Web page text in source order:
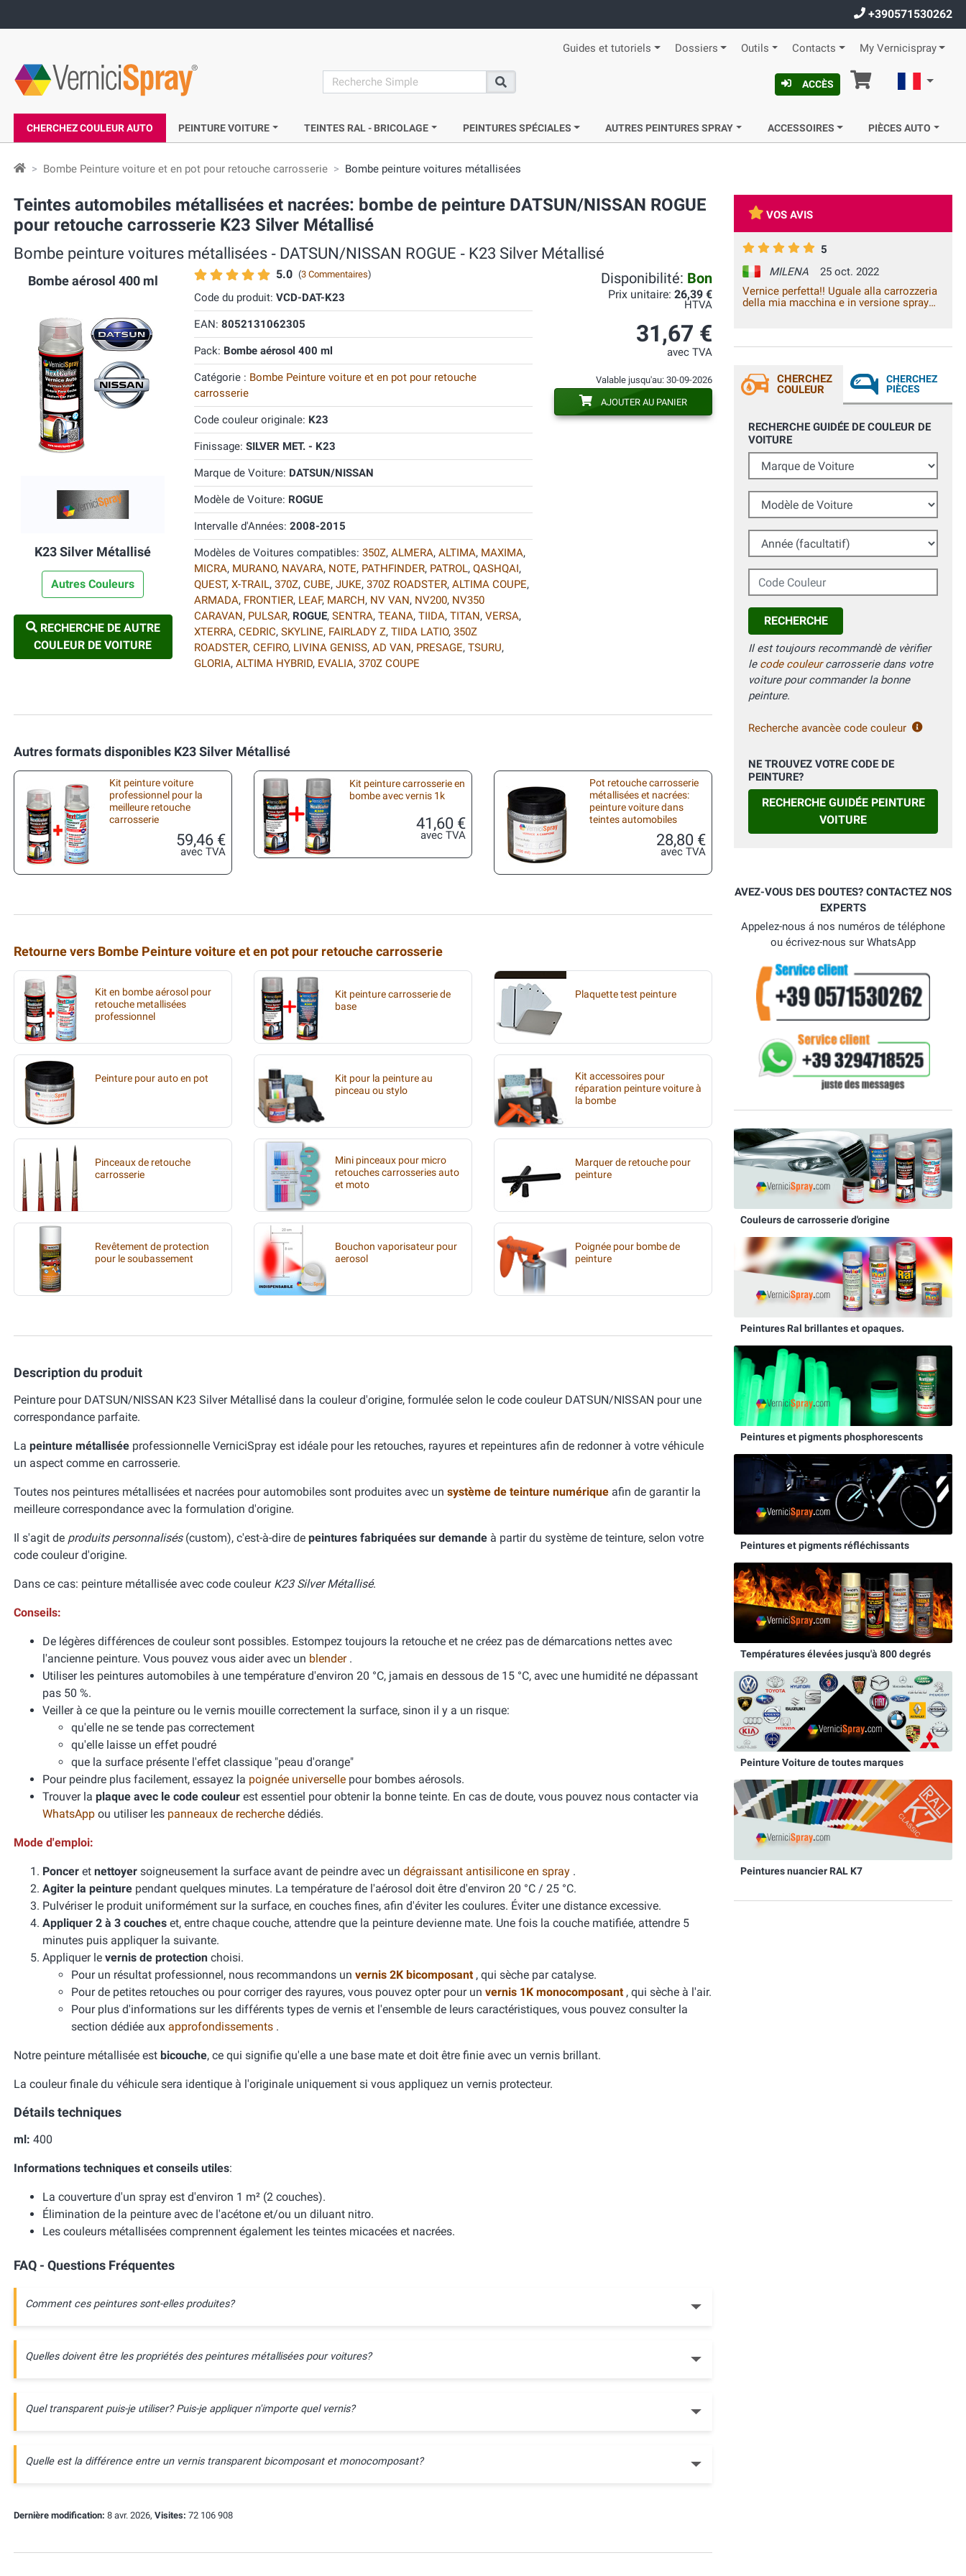
+390571530262
Guides et tutoriels Dossiers Outils Contacts My Vernicispray
search
Recherche
ACCÈS Panier
CHERCHEZ COULEUR AUTO PEINTURE VOITURE TEINTES RAL - BRICOLAGE PEINTURES SPÉCIALES AUTRES PEINTURES SPRAY ACCESSOIRES PIÈCES AUTO
Bombe Peinture voiture et en pot pour retouche carrosserie Bombe peinture voitures métallisées
Teintes automobiles métallisées et nacrées: bombe de peinture DATSUN/NISSAN ROGUE
pour retouche carrosserie K23 Silver Métallisé
Bombe peinture voitures métallisées ‐ DATSUN/NISSAN ROGUE ‐ K23 Silver Métallisé
Bombe aérosol 400 ml
K23 Silver Métallisé
Autres Couleurs
RECHERCHE DE AUTRE
COULEUR DE VOITURE
5.0 (3 Commentaires)
Code du produit: VCD-DAT-K23
EAN: 8052131062305
Pack: Bombe aérosol 400 ml
Catégorie : Bombe Peinture voiture et en pot pour retouche
carrosserie
Code couleur originale: K23
Finissage: SILVER MET. - K23
Marque de Voiture: DATSUN/NISSAN
Modèle de Voiture: ROGUE
Intervalle d'Années: 2008-2015
Modèles de Voitures compatibles: 350Z, ALMERA, ALTIMA, MAXIMA,
MICRA, MURANO, NAVARA, NOTE, PATHFINDER, PATROL, QASHQAI,
QUEST, X-TRAIL, 370Z, CUBE, JUKE, 370Z ROADSTER, ALTIMA COUPE,
ARMADA, FRONTIER, LEAF, MARCH, NV VAN, NV200, NV350
CARAVAN, PULSAR, ROGUE, SENTRA, TEANA, TIIDA, TITAN, VERSA,
XTERRA, CEDRIC, SKYLINE, FAIRLADY Z, TIIDA LATIO, 350Z
ROADSTER, CEFIRO, LIVINA GENISS, AD VAN, PRESAGE, TSURU,
GLORIA, ALTIMA HYBRID, EVALIA, 370Z COUPE
Disponibilité: Bon
Prix unitaire: 26,39 €
HTVA
31,67 €
avec TVA
Valable jusqu'au: 30-09-2026
AJOUTER AU PANIER
Autres formats disponibles K23 Silver Métallisé
Kit peinture voiture
professionnel pour la
meilleure retouche
carrosserie
59,46 €
avec TVA
Kit peinture carrosserie en
bombe avec vernis 1k
41,60 €
avec TVA
Pot retouche carrosserie
métallisées et nacrées:
peinture voiture dans
teintes automobiles
28,80 €
avec TVA
Retourne vers Bombe Peinture voiture et en pot pour retouche carrosserie
Kit en bombe aérosol pour
retouche metallisées
professionnel
Kit peinture carrosserie de
base
Plaquette test peinture
Peinture pour auto en pot
Kit pour la peinture au
pinceau ou stylo
Kit accessoires pour
réparation peinture voiture à
la bombe
Pinceaux de retouche
carrosserie
Mini pinceaux pour micro
retouches carrosseries auto
et moto
Marquer de retouche pour
peinture
Revêtement de protection
pour le soubassement
Bouchon vaporisateur pour
aerosol
Poignée pour bombe de
peinture
Description du produit
Peinture pour DATSUN/NISSAN K23 Silver Métallisé dans la couleur d'origine, formulée selon le code couleur DATSUN/NISSAN pour une
correspondance parfaite.
La peinture métallisée professionnelle VerniciSpray est idéale pour les retouches, rayures et repeintures afin de redonner à votre véhicule
un aspect comme en carrosserie.
Toutes nos peintures métallisées et nacrées pour automobiles sont produites avec un système de teinture numérique afin de garantir la
meilleure correspondance avec la formulation d'origine.
Il s'agit de produits personnalisés(custom), c'est-à-dire de peintures fabriquées sur demande à partir du système de teinture, selon votre
code couleur d'origine.
Dans ce cas: peinture métallisée avec code couleur K23 Silver Métallisé.
Conseils:
De légères différences de couleur sont possibles. Estompez toujours la retouche et ne créez pas de démarcations nettes avec
l'ancienne peinture. Vous pouvez vous aider avec un blender .
Utiliser les peintures automobiles à une température d'environ 20 °C, jamais en dessous de 15 °C, avec une humidité ne dépassant
pas 50 %.
Veiller à ce que la peinture ou le vernis mouille correctement la surface, sinon il y a un risque:
qu'elle ne se tende pas correctement
qu'elle laisse un effet poudré
que la surface présente l'effet classique "peau d'orange"
Pour peindre plus facilement, essayez la poignée universelle pour bombes aérosols.
Trouver la plaque avec le code couleur est essentiel pour obtenir la bonne teinte. En cas de doute, vous pouvez nous contacter via
WhatsApp ou utiliser les panneaux de recherche dédiés.
Mode d'emploi:
Poncer et nettoyer soigneusement la surface avant de peindre avec un dégraissant antisilicone en spray .
Agiter la peinture pendant quelques minutes. La température de l'aérosol doit être d'environ 20 °C / 25 °C.
Pulvériser le produit uniformément sur la surface, en couches fines, afin d'éviter les coulures. Éviter une distance excessive.
Appliquer 2 à 3 couches et, entre chaque couche, attendre que la peinture devienne mate. Une fois la couche matifiée, attendre 5
minutes puis appliquer la suivante.
Appliquer le vernis de protection choisi.
Pour un résultat professionnel, nous recommandons un vernis 2K bicomposant , qui sèche par catalyse.
Pour de petites retouches ou pour corriger des rayures, vous pouvez opter pour un vernis 1K monocomposant , qui sèche à l'air.
Pour plus d'informations sur les différents types de vernis et l'ensemble de leurs caractéristiques, vous pouvez consulter la
section dédiée aux approfondissements .
Notre peinture métallisée est bicouche, ce qui signifie qu'elle a une base mate et doit être finie avec un vernis brillant.
La couleur finale du véhicule sera identique à l'originale uniquement si vous appliquez un vernis protecteur.
Détails techniques
ml: 400
Informations techniques et conseils utiles:
La couverture d'un spray est d'environ 1 m² (2 couches).
Élimination de la peinture avec de l'acétone et/ou un diluant nitro.
Les couleurs métallisées comprennent également les teintes micacées et nacrées.
FAQ - Questions Fréquentes
Comment ces peintures sont-elles produites?
Quelles doivent être les propriétés des peintures métallisées pour voitures?
Quel transparent puis-je utiliser? Puis-je appliquer n'importe quel vernis?
Quelle est la différence entre un vernis transparent bicomposant et monocomposant?
Dernière modification: 8 avr. 2026, Visites: 72 106 908
VOS AVIS
5
MILENA
25 oct. 2022
Vernice perfetta!! Uguale alla carrozzeria
della mia macchina e in versione spray
CHERCHEZ
COULEUR
CHERCHEZ
PIÈCES
RECHERCHE GUIDÉE DE COULEUR DE
VOITURE
Marque de Voiture
Modèle de Voiture
Année (facultatif)
Code Couleur
RECHERCHE
Il est toujours recommandè de vèrifier
le code couleurcarrosserie dans votre
voiture pour commander la bonne
peinture.
Recherche avancèe code couleur
NE TROUVEZ VOTRE CODE DE
PEINTURE?
RECHERCHE GUIDÉE PEINTURE
VOITURE
AVEZ-VOUS DES DOUTES? CONTACTEZ NOS
EXPERTS
Appelez-nous á nos numéros de téléphone
ou écrivez-nous sur WhatsApp
Couleurs de carrosserie d'origine
Peintures Ral brillantes et opaques.
Peintures et pigments phosphorescents
Peintures et pigments réfléchissants
Températures élevées jusqu'à 800 degrés
Peinture Voiture de toutes marques
Peintures nuancier RAL K7